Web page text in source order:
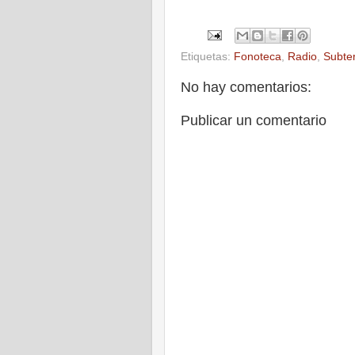
Etiquetas: Fonoteca, Radio,
No hay comentarios:
Publicar un comentario